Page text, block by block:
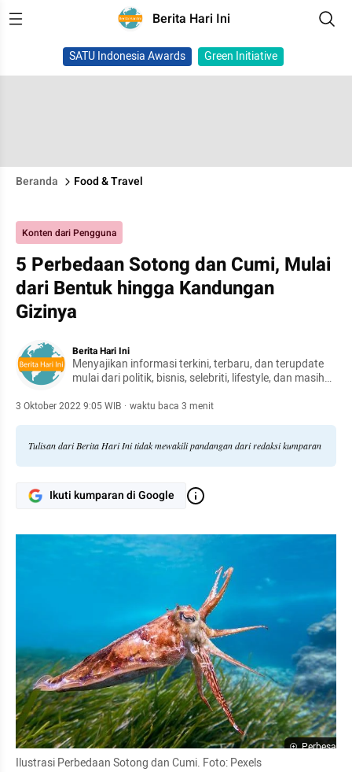
Berita Hari Ini
SATU Indonesia Awards Green Initiative
Beranda Food & Travel
Konten dari Pengguna
5 Perbedaan Sotong dan Cumi, Mulai
dari Bentuk hingga Kandungan
Gizinya
Berita Hari Ini
Menyajikan informasi terkini, terbaru, dan terupdate
mulai dari politik, bisnis, selebriti, lifestyle, dan masih
3 Oktober 2022 9:05 WIB · waktu baca 3 menit
Tulisan dari Berita Hari Ini tidak mewakili pandangan dari redaksi kumparan
Ikuti kumparan di Google
Perbesar
Ilustrasi Perbedaan Sotong dan Cumi. Foto: Pexels